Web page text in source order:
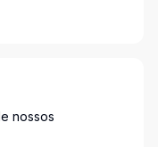
nossos